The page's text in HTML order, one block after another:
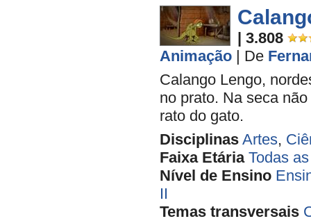
| 3.808
Animação | De
Calango Lengo,
no prato. Na seca
rato do gato.
Disciplinas Artes,
Faixa Etária Todas
Nível de Ensino
II
Temas transversais